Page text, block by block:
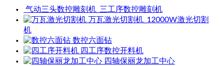
气动三头数控雕刻机_三工序数控雕刻机
万瓦激光切割机_12000W激光切割
机
数控六面钻
四工序数控开料机
四轴保丽龙加工中心